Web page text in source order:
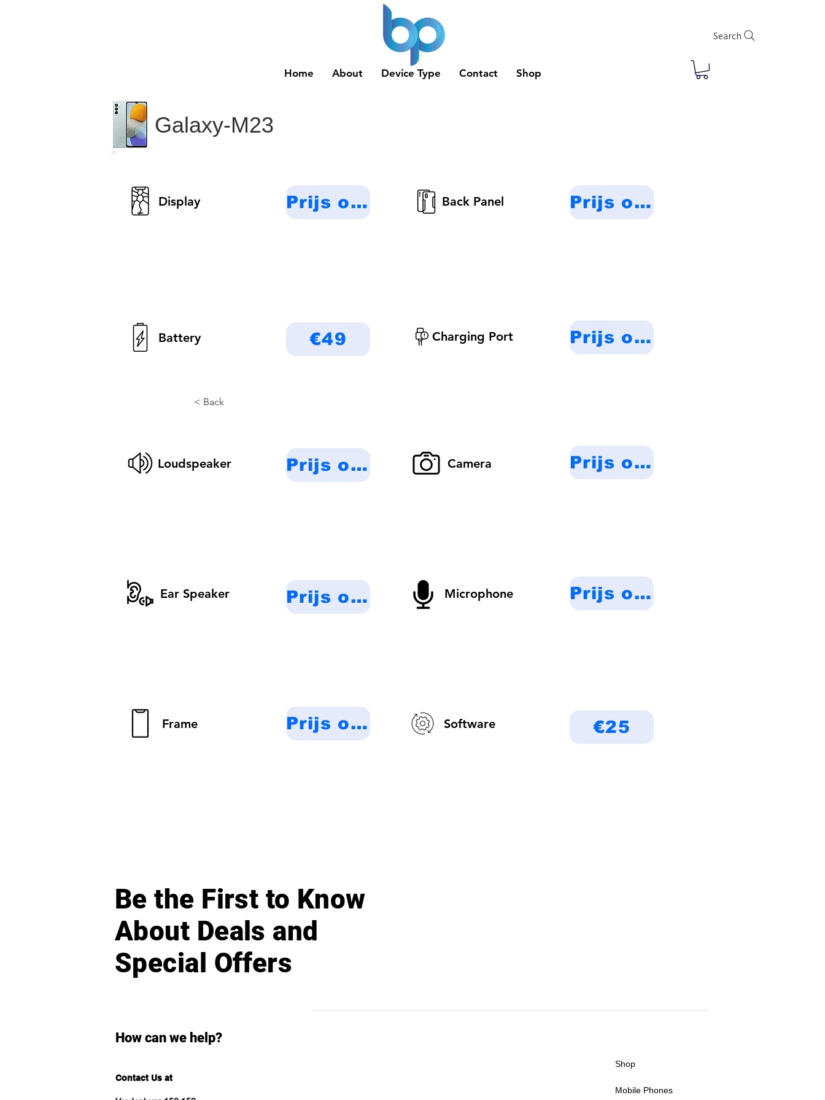
Home About Device Type Contact Shop
Search
Galaxy-M23
< Back
Display Prijs op aanvraag Back Panel Prijs op aanvraag
Battery €49 Charging Port Prijs op aanvraag
Loudspeaker Prijs op aanvraag Camera Prijs op aanvraag
Ear Speaker Prijs op aanvraag Microphone Prijs op aanvraag
Frame Prijs op aanvraag Software €25
Be the First to Know
About Deals and
Special Offers
How can we help?
Contact Us at
Shop
Mobile Phones